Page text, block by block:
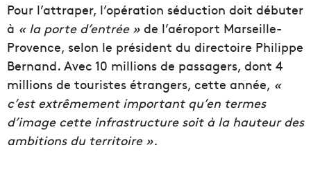
Pour l’attraper, l’opération séduction doit débuter
à « la porte d’entrée » de l’aéroport Marseille-
Provence, selon le président du directoire Philippe
Bernand. Avec 10 millions de passagers, dont 4
millions de touristes étrangers, cette année, «
c’est extrêmement important qu’en termes
d’image cette infrastructure soit à la hauteur des
ambitions du territoire ».